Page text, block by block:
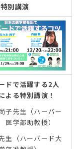
別講演
ドで活躍する2人
よる特別講演！
子先生（ハーバー
学部助教授）
生（ハーバード大